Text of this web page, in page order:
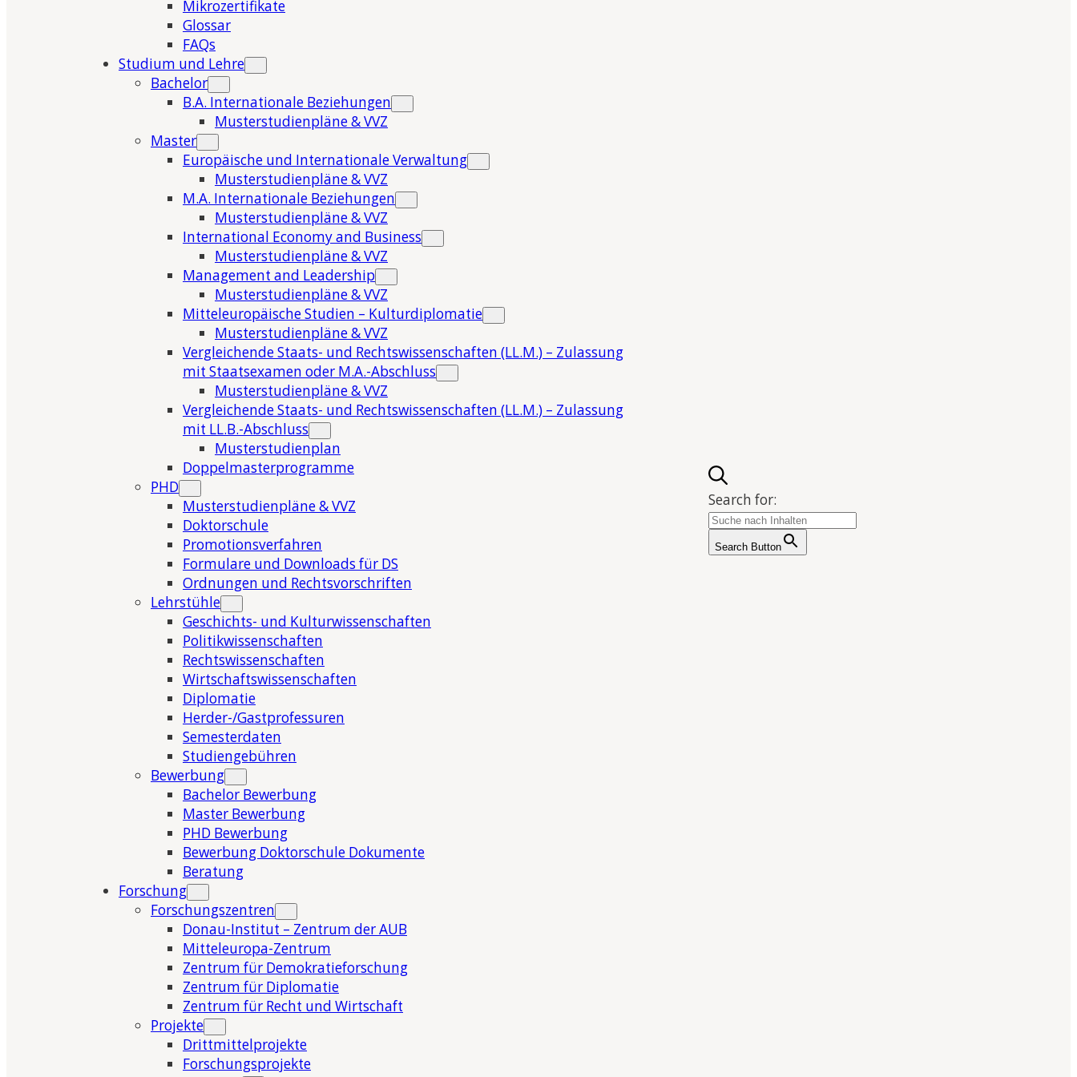
Mikrozertifikate
Glossar
FAQs
Studium und Lehre
Bachelor
B.A. Internationale Beziehungen
Musterstudienpläne & VVZ
Master
Europäische und Internationale Verwaltung
Musterstudienpläne & VVZ
M.A. Internationale Beziehungen
Musterstudienpläne & VVZ
International Economy and Business
Musterstudienpläne & VVZ
Management and Leadership
Musterstudienpläne & VVZ
Mitteleuropäische Studien – Kulturdiplomatie
Musterstudienpläne & VVZ
Vergleichende Staats- und Rechtswissenschaften (LL.M.) – Zulassung
mit Staatsexamen oder M.A.-Abschluss
Musterstudienpläne & VVZ
Vergleichende Staats- und Rechtswissenschaften (LL.M.) – Zulassung
mit LL.B.-Abschluss
Musterstudienplan
Doppelmasterprogramme
PHD
Musterstudienpläne & VVZ
Doktorschule
Promotionsverfahren
Formulare und Downloads für DS
Ordnungen und Rechtsvorschriften
Lehrstühle
Geschichts- und Kulturwissenschaften
Politikwissenschaften
Rechtswissenschaften
Wirtschaftswissenschaften
Diplomatie
Herder-/Gastprofessuren
Semesterdaten
Studiengebühren
Bewerbung
Bachelor Bewerbung
Master Bewerbung
PHD Bewerbung
Bewerbung Doktorschule Dokumente
Beratung
Forschung
Forschungszentren
Donau-Institut – Zentrum der AUB
Mitteleuropa-Zentrum
Zentrum für Demokratieforschung
Zentrum für Diplomatie
Zentrum für Recht und Wirtschaft
Projekte
Drittmittelprojekte
Forschungsprojekte
Search for:
Search Button